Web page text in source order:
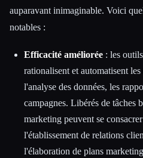
auparavant inimaginable. Voici
notables :
Efficacité améliorée : les
rationalisent et automatisent
l'analyse des données, les
campagnes. Libérés de tâches
marketing peuvent se
l'établissement de relations
l'élaboration de plans